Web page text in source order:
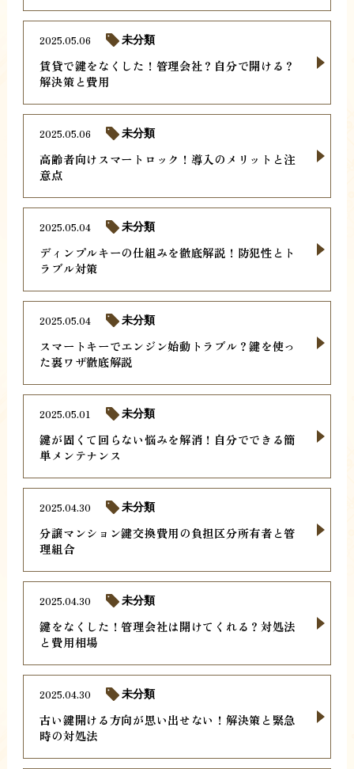
賃貸で鍵をなくした！管理会社？自分で開ける？
解決策と費用
2025.05.06 未分類
高齢者向けスマートロック！導入のメリットと注
意点
2025.05.06 未分類
ディンプルキーの仕組みを徹底解説！防犯性とト
ラブル対策
2025.05.04 未分類
スマートキーでエンジン始動トラブル？鍵を使っ
た裏ワザ徹底解説
2025.05.04 未分類
鍵が固くて回らない悩みを解消！自分でできる簡
単メンテナンス
2025.05.01 未分類
分譲マンション鍵交換費用の負担区分所有者と管
理組合
2025.04.30 未分類
鍵をなくした！管理会社は開けてくれる？対処法
と費用相場
2025.04.30 未分類
古い鍵開ける方向が思い出せない！解決策と緊急
時の対処法
2025.04.30 未分類